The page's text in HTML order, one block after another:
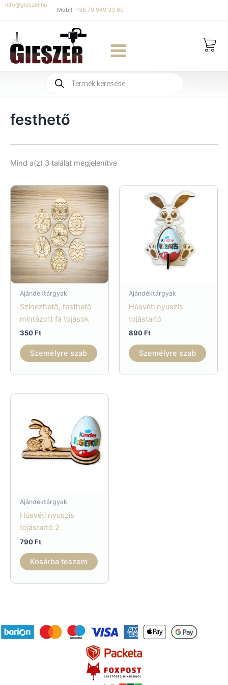
Skip
to
content
info@gieszer.hu
Mobil: +36 70 949 33 60
Products
search
festhető
Mind a(z) 3 találat megjelenítveSorted
Ajándéktárgyak
Színezhető, festhető
mintázott fa tojások
350Ft
Személyre szab
Ajándéktárgyak
Húsvéti nyuszis
tojástartó
890Ft
Személyre szab
Ajándéktárgyak
Húsvéti nyuszis
tojástartó 2
790Ft
Kosárba teszem